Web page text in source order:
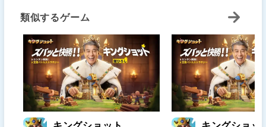
類似するゲーム